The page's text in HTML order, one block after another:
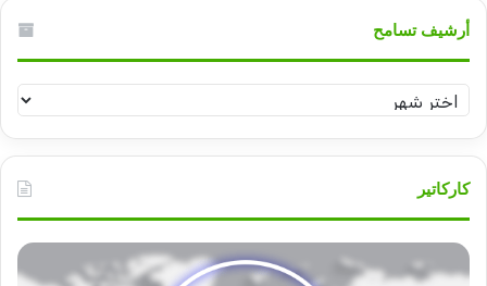
أرشيف تسامح
أرشيف
تسامح
كاركاتير
قوات
الدعم